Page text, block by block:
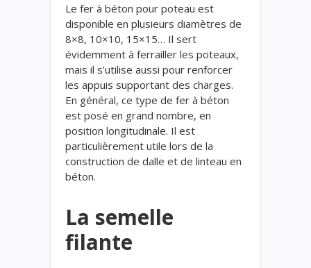
Le fer à béton pour poteau est
disponible en plusieurs diamètres de
8×8, 10×10, 15×15… Il sert
évidemment à ferrailler les poteaux,
mais il s’utilise aussi pour renforcer
les appuis supportant des charges.
En général, ce type de fer à béton
est posé en grand nombre, en
position longitudinale. Il est
particulièrement utile lors de la
construction de dalle et de linteau en
béton.
La semelle
filante